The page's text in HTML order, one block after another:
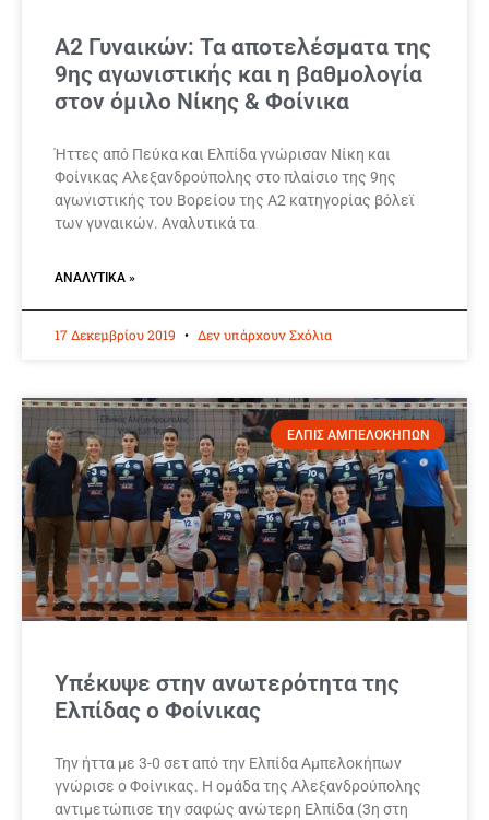
Α2 Γυναικών: Τα αποτελέσματα της
9ης αγωνιστικής και η βαθμολογία
στον όμιλο Νίκης & Φοίνικα
Ήττες από Πεύκα και Ελπίδα γνώρισαν Νίκη και
Φοίνικας Αλεξανδρούπολης στο πλαίσιο της 9ης
αγωνιστικής του Βορείου της Α2 κατηγορίας βόλεϊ
των γυναικών. Αναλυτικά τα
ΑΝΑΛΥΤΙΚΆ »
17 Δεκεμβρίου 2019 Δεν υπάρχουν Σχόλια
ΕΛΠΙΣ ΑΜΠΕΛΟΚΗΠΩΝ
Υπέκυψε στην ανωτερότητα της
Ελπίδας ο Φοίνικας
Την ήττα με 3-0 σετ από την Ελπίδα Αμπελοκήπων
γνώρισε ο Φοίνικας. Η ομάδα της Αλεξανδρούπολης
αντιμετώπισε την σαφώς ανώτερη Ελπίδα (3η στη